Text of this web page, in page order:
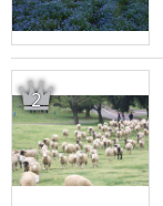
2